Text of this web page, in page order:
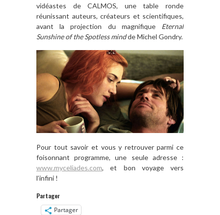
vidéastes de CALMOS, une table ronde
réunissant auteurs, créateurs et scientifiques,
avant la projection du magnifique Eternal
Sunshine of the Spotless mindde Michel Gondry.
Pour tout savoir et vous y retrouver parmi ce
foisonnant programme, une seule adresse :
www.myceliades.com, et bon voyage vers
l’infini !
Partager
Partager